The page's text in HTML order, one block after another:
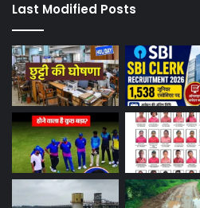
Last Modified Posts